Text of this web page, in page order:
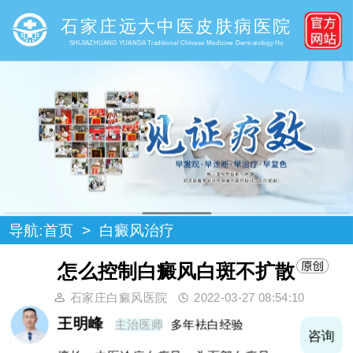
石家庄远大中医皮肤病医院
SHIJIAZHUANG YUANDA Traditional Chinese Medicine Dermatology Ho
导航:首页 > 白癜风治疗
怎么控制白癜风白斑不扩散
石家庄白癜风医院 2022-03-27 08:54:10
王明峰 主治医师 多年袪白经验
咨询